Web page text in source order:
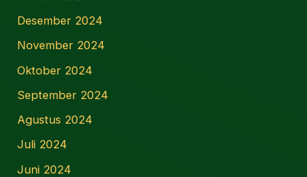
Desember 2024
November 2024
Oktober 2024
September 2024
Agustus 2024
Juli 2024
Juni 2024